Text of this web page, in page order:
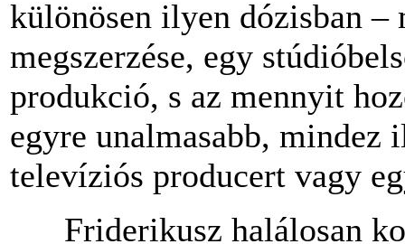
különösen ilyen dózisban
megszerzése, egy
produkció, s az mennyit
egyre unalmasabb, mindez
televíziós producert vagy
Friderikusz halálosan